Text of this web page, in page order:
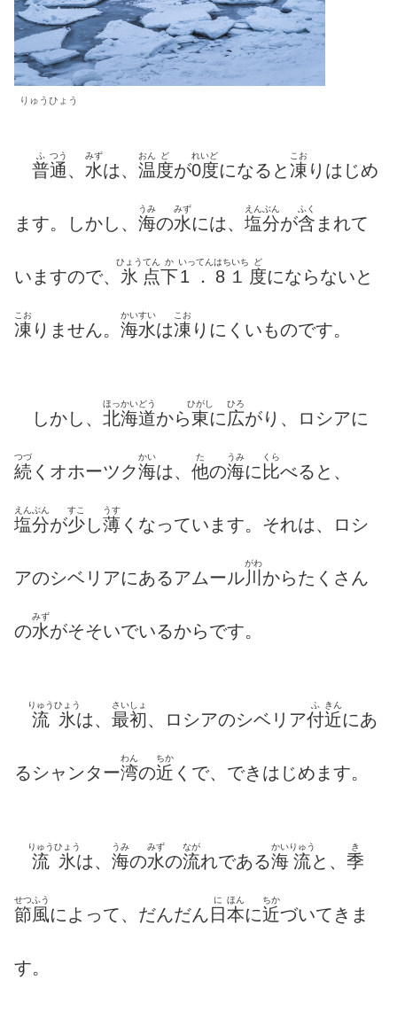
りゅうひょう
普
ふ
通
つう
、 水
みず
は、 温
おん
度
ど
が0度
れいど
になると 凍
こお
りはじめ
ます。しかし、 海
うみ
の水
みず
には、 塩分
えんぶん
が含
ふく
まれて
いますので、 氷
ひょう
点
てん
下
か
1．8１
いってんはちいち
度
ど
にならないと
凍
こお
りません。 海水
かいすい
は凍
こお
りにくいものです。
しかし、 北海道
ほっかいどう
から東
ひがし
に広
ひろ
がり、ロシアに
続
つづ
くオホーツク海
かい
は、 他
た
の海
うみ
に 比
くら
べると、
塩分
えんぶん
が少
すこ
し薄
うす
くなっています。それは、ロシ
アのシベリアにあるアムール川
がわ
からたくさん
の水
みず
がそそいでいるからです。
流氷
りゅうひょう
は、 最初
さいしょ
、ロシアのシベリア付
ふ
近
きん
にあ
るシャンター湾
わん
の近
ちか
くで、できはじめます。
流氷
りゅうひょう
は、 海
うみ
の水
みず
の流
なが
れである海
かい
流
りゅう
と、 季
き
節風
せつふう
によって、だんだん 日
に
本
ほん
に近
ちか
づいてきま
す。